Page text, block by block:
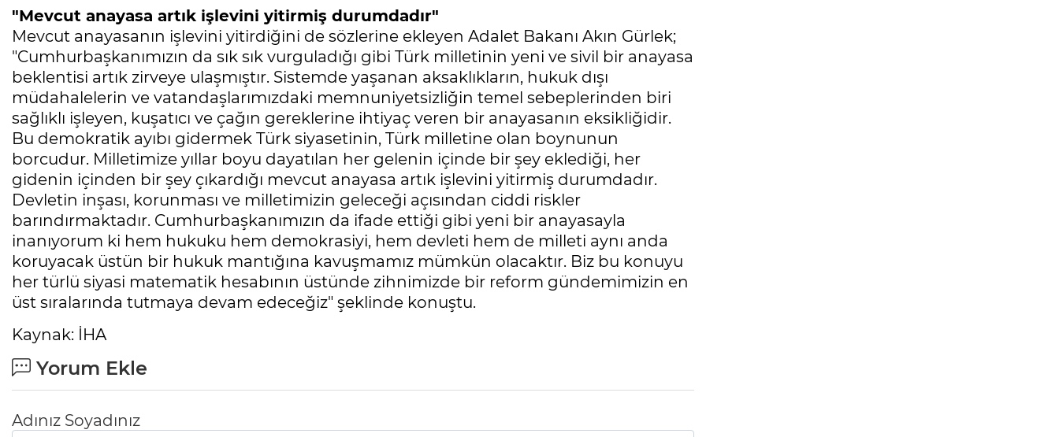
"Mevcut anayasa artık işlevini yitirmiş durumdadır"
Mevcut anayasanın işlevini yitirdiğini de sözlerine ekleyen Adalet Bakanı Akın Gürlek;
"Cumhurbaşkanımızın da sık sık vurguladığı gibi Türk milletinin yeni ve sivil bir anayasa
beklentisi artık zirveye ulaşmıştır. Sistemde yaşanan aksaklıkların, hukuk dışı
müdahalelerin ve vatandaşlarımızdaki memnuniyetsizliğin temel sebeplerinden biri
sağlıklı işleyen, kuşatıcı ve çağın gereklerine ihtiyaç veren bir anayasanın eksikliğidir.
Bu demokratik ayıbı gidermek Türk siyasetinin, Türk milletine olan boynunun
borcudur. Milletimize yıllar boyu dayatılan her gelenin içinde bir şey eklediği, her
gidenin içinden bir şey çıkardığı mevcut anayasa artık işlevini yitirmiş durumdadır.
Devletin inşası, korunması ve milletimizin geleceği açısından ciddi riskler
barındırmaktadır. Cumhurbaşkanımızın da ifade ettiği gibi yeni bir anayasayla
inanıyorum ki hem hukuku hem demokrasiyi, hem devleti hem de milleti aynı anda
koruyacak üstün bir hukuk mantığına kavuşmamız mümkün olacaktır. Biz bu konuyu
her türlü siyasi matematik hesabının üstünde zihnimizde bir reform gündemimizin en
üst sıralarında tutmaya devam edeceğiz" şeklinde konuştu.
Kaynak: İHA
Yorum Ekle
Adınız Soyadınız